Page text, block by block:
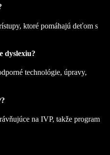
ktoré pomáhajú deťom s
dyslexiu?
technológie, úpravy,
na IVP, takže program